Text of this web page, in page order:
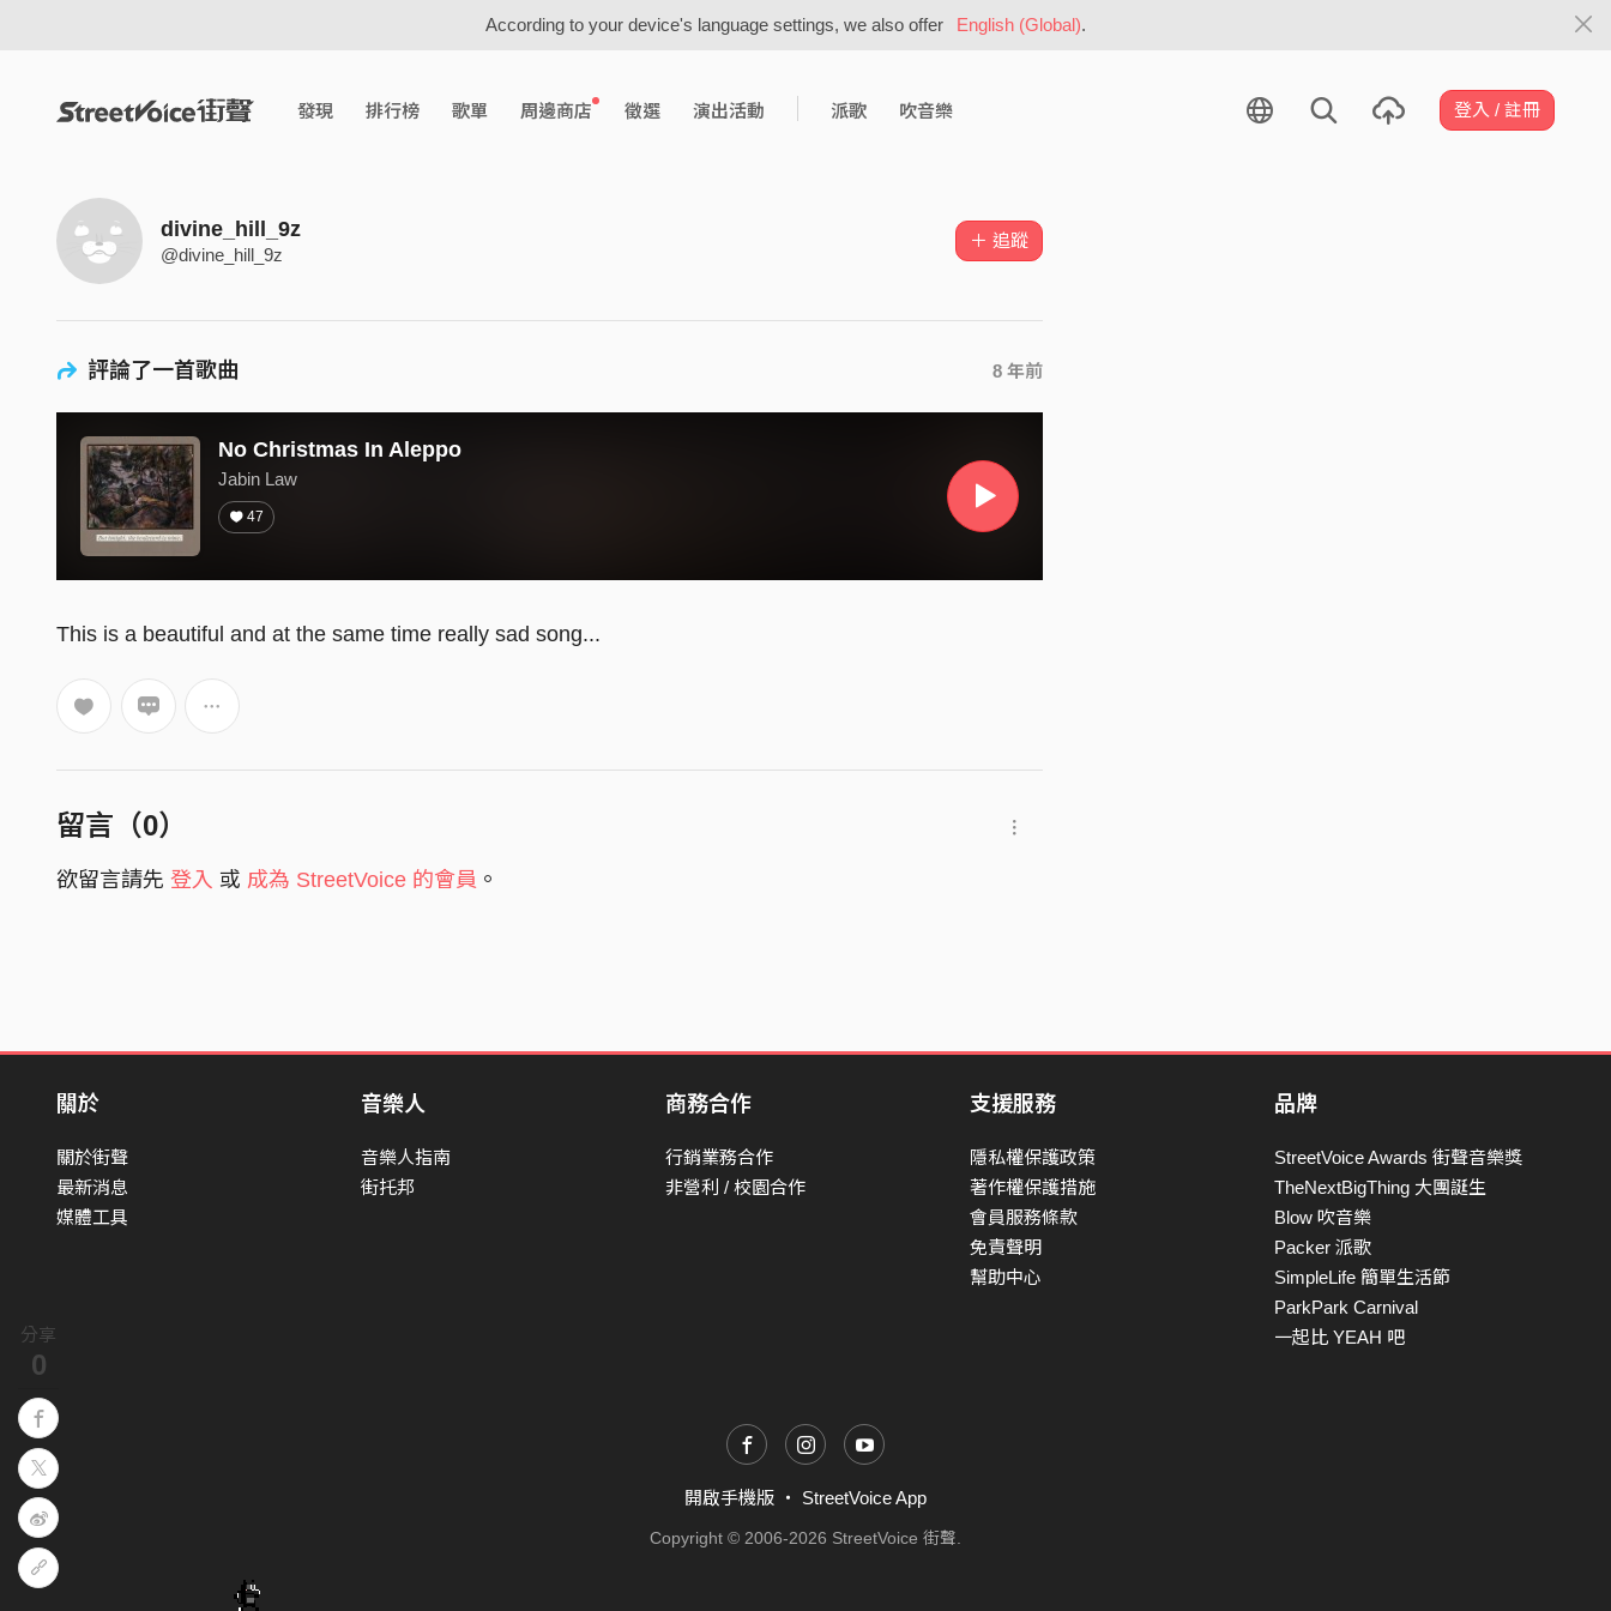
According to your device's language settings, we also offer English (Global).
發現 排行榜 歌單 周邊商店 徵選 演出活動 派歌 吹音樂 登入 / 註冊
分享
0
divine_hill_9z
@divine_hill_9z
＋ 追蹤
評論了一首歌曲 8 年前
No Christmas In Aleppo
Jabin Law
47
This is a beautiful and at the same time really sad song...
留言（0）
欲留言請先 登入 或 成為 StreetVoice 的會員 。
關於
關於街聲
最新消息
媒體工具
音樂人
音樂人指南
街托邦
商務合作
行銷業務合作
非營利 / 校園合作
支援服務
隱私權保護政策
著作權保護措施
會員服務條款
免責聲明
幫助中心
品牌
StreetVoice Awards 街聲音樂獎
TheNextBigThing 大團誕生
Blow 吹音樂
Packer 派歌
SimpleLife 簡單生活節
ParkPark Carnival
一起比 YEAH 吧
開啟手機版 ・ StreetVoice App
Copyright © 2006-2026 StreetVoice 街聲.